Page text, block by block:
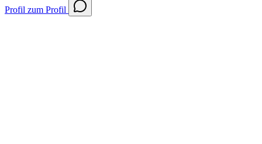
Profil zum Profil